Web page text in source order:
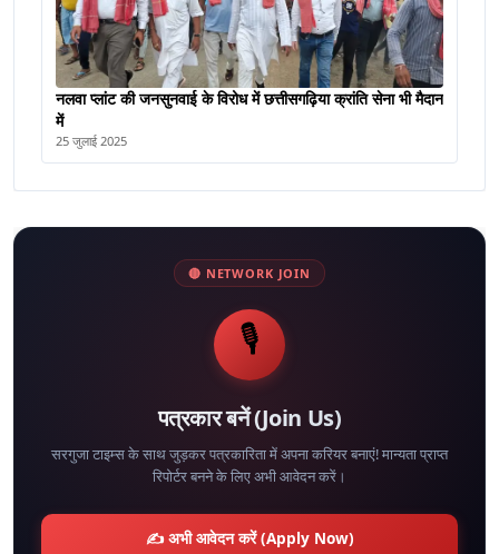
नलवा प्लांट की जनसुनवाई के विरोध में छत्तीसगढ़िया क्रांति सेना भी मैदान
में
25 जुलाई 2025
🔴 NETWORK JOIN
🎙️
पत्रकार बनें (Join Us)
सरगुजा टाइम्स के साथ जुड़कर पत्रकारिता में अपना करियर बनाएं! मान्यता प्राप्त
रिपोर्टर बनने के लिए अभी आवेदन करें।
✍️ अभी आवेदन करें (Apply Now)